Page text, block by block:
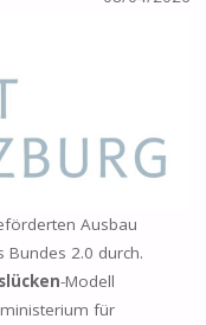
Ausbau
Bundes 2.0 durch.
-Modell
für